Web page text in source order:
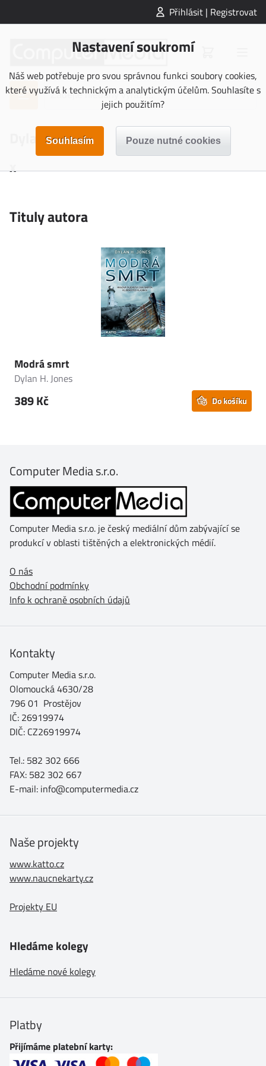
Přihlásit | Registrovat
Nastavení soukromí
Náš web potřebuje pro svou správnou funkci soubory cookies,
které využívá k technickým a analytickým účelům. Souhlasíte s
jejich použitím?
Dylan H. Jones
x
Tituly autora
Modrá smrt
Dylan H. Jones
389 Kč Do košíku
Computer Media s.r.o.
Computer Media s.r.o. je český mediální dům zabývající se
produkcí v oblasti tištěných a elektronických médií.
O nás
Obchodní podmínky
Info k ochraně osobních údajů
Kontakty
Computer Media s.r.o.
Olomoucká 4630/28
796 01 Prostějov
IČ: 26919974
DIČ: CZ26919974
Tel.: 582 302 666
FAX: 582 302 667
E-mail: info@computermedia.cz
Naše projekty
www.katto.cz
www.naucnekarty.cz
Projekty EU
Hledáme kolegy
Hledáme nové kolegy
Platby
Přijímáme platební karty: